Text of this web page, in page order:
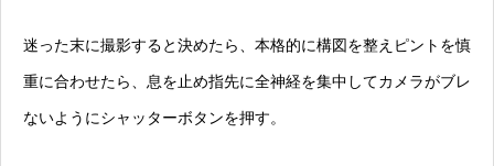
迷った末に撮影すると決めたら、本格的に構図を整えピントを慎
重に合わせたら、息を止め指先に全神経を集中してカメラがブレ
ないようにシャッターボタンを押す。